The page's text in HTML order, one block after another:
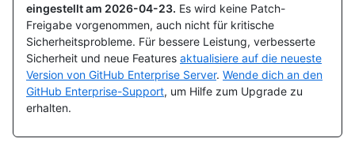
eingestellt am 2026-04-23. Es wird keine Patch-
Freigabe vorgenommen, auch nicht für kritische
Sicherheitsprobleme. Für bessere Leistung, verbesserte
Sicherheit und neue Features aktualisiere auf die neueste
Version von GitHub Enterprise Server. Wende dich an den
GitHub Enterprise-Support, um Hilfe zum Upgrade zu
erhalten.